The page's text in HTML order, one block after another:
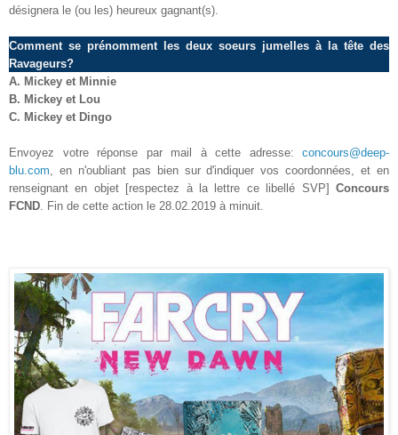
désignera le (ou les) heureux gagnant(s).
Comment se prénomment les deux soeurs jumelles à la tête des
Ravageurs?
A. Mickey et Minnie
B. Mickey et Lou
C. Mickey et Dingo
Envoyez votre réponse par mail à cette adresse: concours@deep-
blu.com , en n'oubliant pas bien sur d'indiquer vos coordonnées, et en
renseignant en objet [respectez à la lettre ce libellé SVP] Concours
FCND . Fin de cette action le 28.02.2019 à minuit.